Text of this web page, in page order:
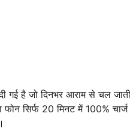
गई है जो दिनभर आराम से चल
सिर्फ 20 मिनट में 100%